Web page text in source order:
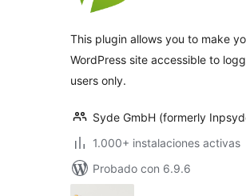
This plugin allows you to make
WordPress site accessible to
users only.
Syde GmbH (formerly
1.000+ instalaciones activas
Probado con 6.9.6